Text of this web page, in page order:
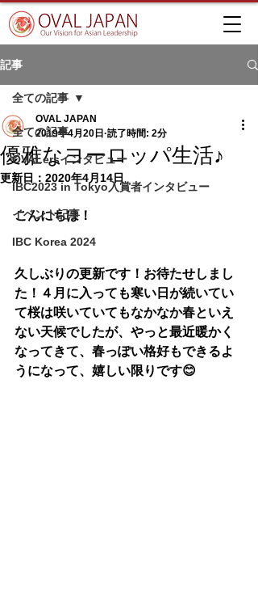
記事
全ての記事
OVALersインタビュー
IBC2023 in Tokyo入賞者インタビュー
イベント記事
IBC Korea 2024
全ての記事
優雅なヨーロッパ生活♪
OVAL JAPAN
2019年4月20日 読了時間: 2分
更新日： 2020年4月14日
こんにちは！
久しぶりの更新です！お待たせしまし
た！４月に入っても寒い日が続いてい
て桜は咲いていてもなかなか春といえ
ない天候でしたが、やっと最近暖かく
なってきて、春っぽい格好もできるよ
うになって、嬉しい限りです😊